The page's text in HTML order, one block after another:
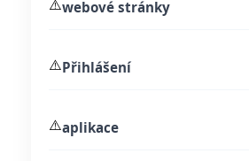
⚠️webové stránky
⚠️Přihlášení
⚠️aplikace